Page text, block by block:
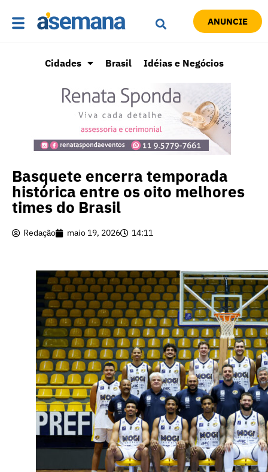
ANUNCIE
Cidades Brasil Idéias e Negócios
Basquete encerra temporada
histórica entre os oito melhores
times do Brasil
Redação maio 19, 2026 14:11